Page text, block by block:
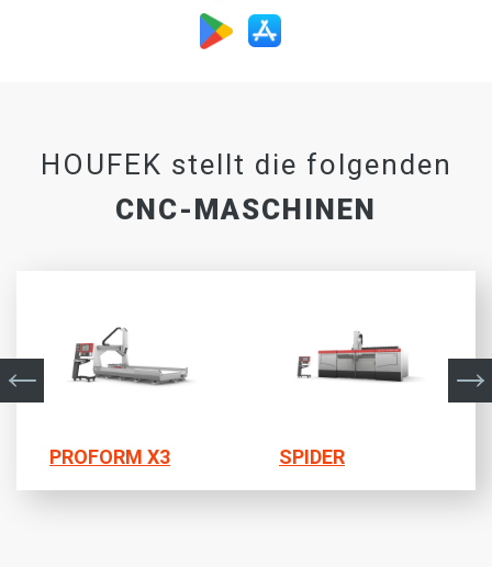
HOUFEK stellt die folgenden
CNC-MASCHINEN
PROFORM X3 SPIDER